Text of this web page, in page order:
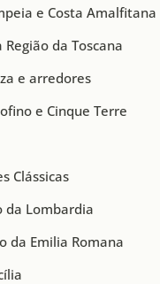
e Costa Amalfitana
da Toscana
e arredores
e Cinque Terre
Clássicas
da Lombardia
da Emilia Romana